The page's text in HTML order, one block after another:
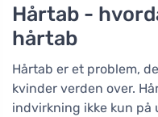
Hårtab -
hårtab
Hårtab er et problem,
kvinder verden over.
indvirkning ikke kun på